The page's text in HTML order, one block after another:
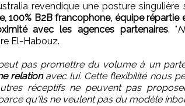
revendique une posture
100% B2B francophone, équipe
avec les agences partenaires. "
El-Habouz.
pas promettre du volume à un
relationavec lui. Cette flexibilité nous
réceptifs ne peuvent pas
qu'ils ne veulent pas du modèle